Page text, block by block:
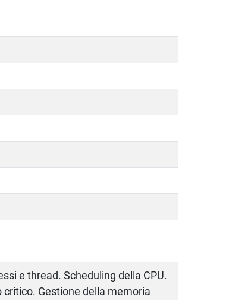
e thread. Scheduling della CPU.
Gestione della memoria